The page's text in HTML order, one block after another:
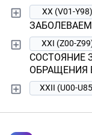
XX (V01-Y98)
XXI (Z00-
СОСТОЯНИЕ
ОБРАЩЕНИЯ
XXII (U00-